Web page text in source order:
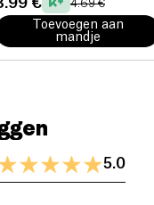
4.69 €
Toevoegen aan
mandje
5.0